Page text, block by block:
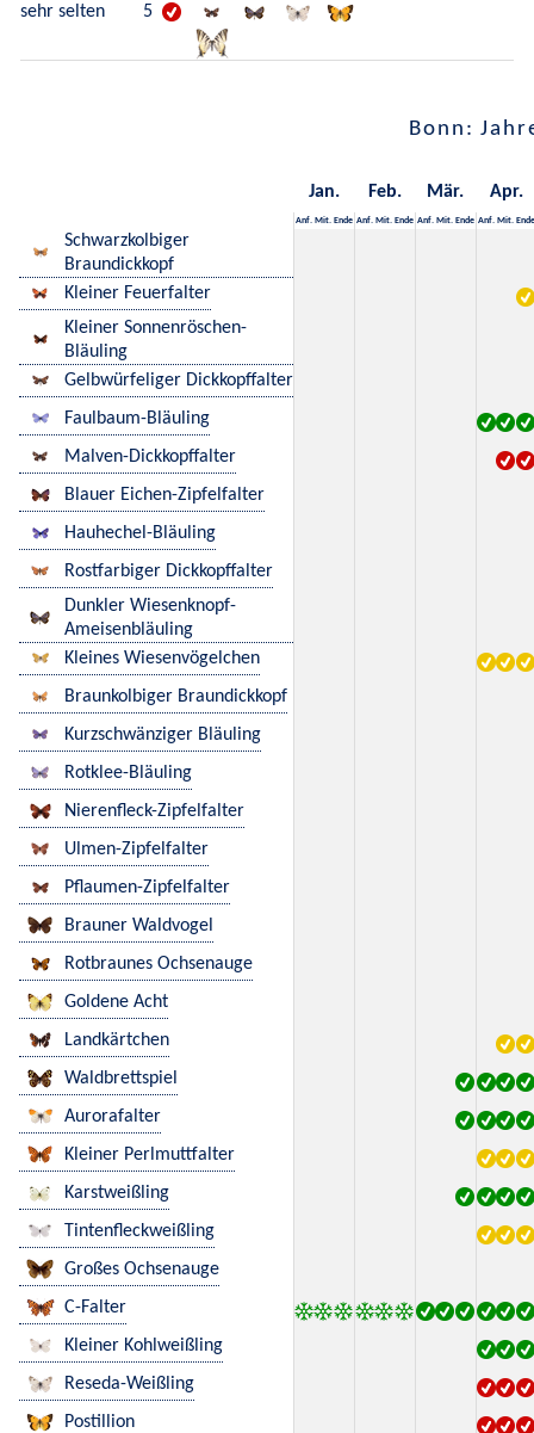
sehr selten 5
Bonn:
Jan. Feb. Mär. Apr.
Anf. Mit. Ende Anf. Mit. Ende Anf. Mit. Ende Anf. Mit. Ende
Schwarzkolbiger
Braundickkopf
Kleiner Feuerfalter
Kleiner Sonnenröschen-
Bläuling
Gelbwürfeliger Dickkopffalter
Faulbaum-Bläuling
Malven-Dickkopffalter
Blauer Eichen-Zipfelfalter
Hauhechel-Bläuling
Rostfarbiger Dickkopffalter
Dunkler Wiesenknopf-
Ameisenbläuling
Kleines Wiesenvögelchen
Braunkolbiger Braundickkopf
Kurzschwänziger Bläuling
Rotklee-Bläuling
Nierenfleck-Zipfelfalter
Ulmen-Zipfelfalter
Pflaumen-Zipfelfalter
Brauner Waldvogel
Rotbraunes Ochsenauge
Goldene Acht
Landkärtchen
Waldbrettspiel
Aurorafalter
Kleiner Perlmuttfalter
Karstweißling
Tintenfleckweißling
Großes Ochsenauge
C-Falter
Kleiner Kohlweißling
Reseda-Weißling
Postillion